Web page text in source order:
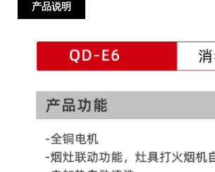
产品说明